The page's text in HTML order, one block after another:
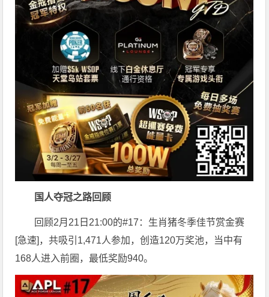
国人夺冠之路回顾
回顾2月21日21:00的#17：生肖猪冬季佳节赏金赛
[急速]，共吸引1,471人参加，创造120万奖池，当中有
168人进入前圈，最低奖励940。